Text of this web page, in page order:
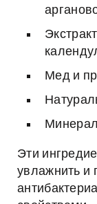
Мед и
Эти
увлажнить и